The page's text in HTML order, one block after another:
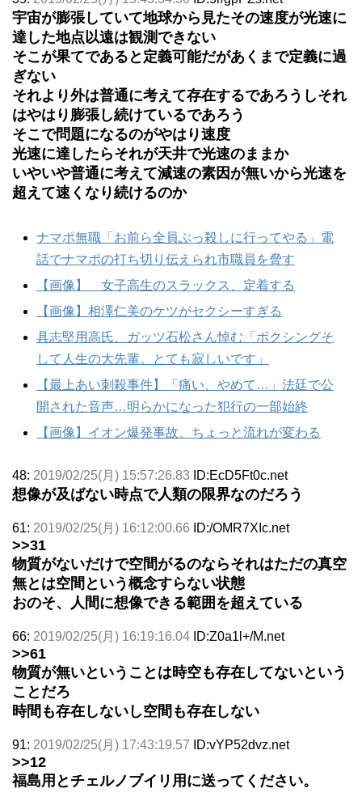
宇宙が膨張していて地球から見たその速度が光速に
達した地点以遠は観測できない
そこが果てであると定義可能だがあくまで定義に過
ぎない
それより外は普通に考えて存在するであろうしそれ
はやはり膨張し続けているであろう
そこで問題になるのがやはり速度
光速に達したらそれが天井で光速のままか
いやいや普通に考えて減速の素因が無いから光速を
超えて速くなり続けるのか
ナマポ無職「お前ら全員ぶっ殺しに行ってやる」電
話でナマポの打ち切り伝えられ市職員を脅す
【画像】 女子高生のスラックス、定着する
【画像】相澤仁美のケツがセクシーすぎる
具志堅用高氏、ガッツ石松さん悼む「ボクシングそ
して人生の大先輩。とても寂しいです」
【最上あい刺殺事件】「痛い、やめて…」法廷で公
開された音声…明らかになった犯行の一部始終
【画像】イオン爆発事故、ちょっと流れが変わる
48: 2019/02/25(月) 15:57:26.83 ID:EcD5Ft0c.net
想像が及ばない時点で人類の限界なのだろう
61: 2019/02/25(月) 16:12:00.66 ID:/OMR7XIc.net
>>31
物質がないだけで空間がるのならそれはただの真空
無とは空間という概念すらない状態
おのそ、人間に想像できる範囲を超えている
66: 2019/02/25(月) 16:19:16.04 ID:Z0a1l+/M.net
>>61
物質が無いということは時空も存在してないという
ことだろ
時間も存在しないし空間も存在しない
91: 2019/02/25(月) 17:43:19.57 ID:vYP52dvz.net
>>12
福島用とチェルノブイリ用に送ってください。